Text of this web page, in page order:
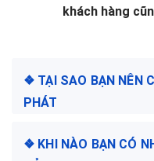
khách hàng
❖ TẠI SAO BẠN NÊN
PHÁT
❖ KHI NÀO BẠN CÓ